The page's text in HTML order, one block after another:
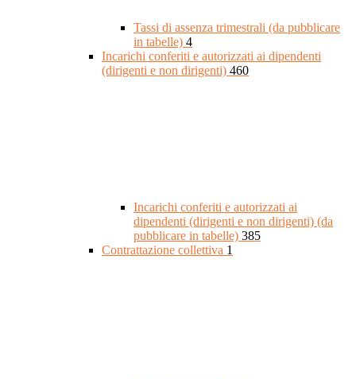
Tassi di assenza trimestrali (da pubblicare
in tabelle) 4
Incarichi conferiti e autorizzati ai dipendenti
(dirigenti e non dirigenti) 460
Incarichi conferiti e autorizzati ai
dipendenti (dirigenti e non dirigenti) (da
pubblicare in tabelle) 385
Contrattazione collettiva 1